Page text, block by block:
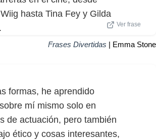
hasta Tina Fey y Gilda
Ver frase
Frases Divertidas | Emma Stone
formas, he aprendido
mí mismo solo en
de actuación, pero también
ético y cosas interesantes,